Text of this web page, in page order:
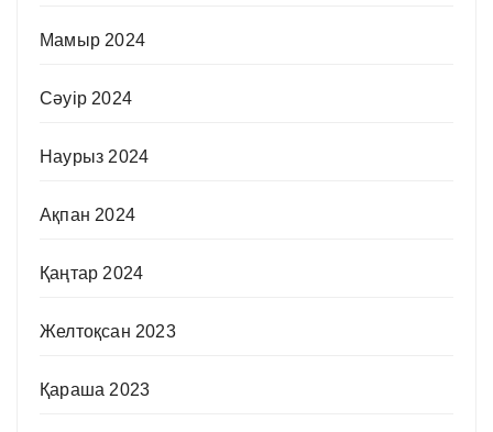
Мамыр 2024
Сәуір 2024
Наурыз 2024
Ақпан 2024
Қаңтар 2024
Желтоқсан 2023
Қараша 2023